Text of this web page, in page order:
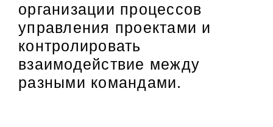
организации процессов
управления проектами и
контролировать
взаимодействие между
разными командами.